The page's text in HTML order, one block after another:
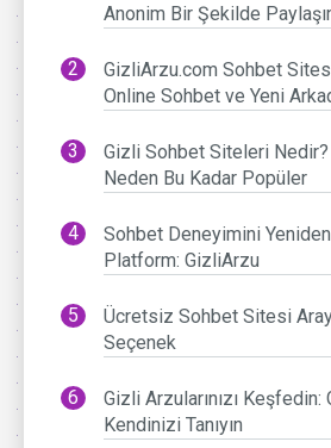
Anonim Bir Şekilde
GizliArzu.com Sohbet
Online Sohbet ve Yeni
Gizli Sohbet Siteleri Nedir?
Neden Bu Kadar Popüler
Sohbet Deneyimini Yeniden
Platform: GizliArzu
Ücretsiz Sohbet Sitesi
Seçenek
Gizli Arzularınızı
Kendinizi Tanıyın